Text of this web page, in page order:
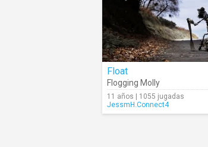
Float
Flogging Molly
11 años | 1055 jugadas
JessmH.Connect4